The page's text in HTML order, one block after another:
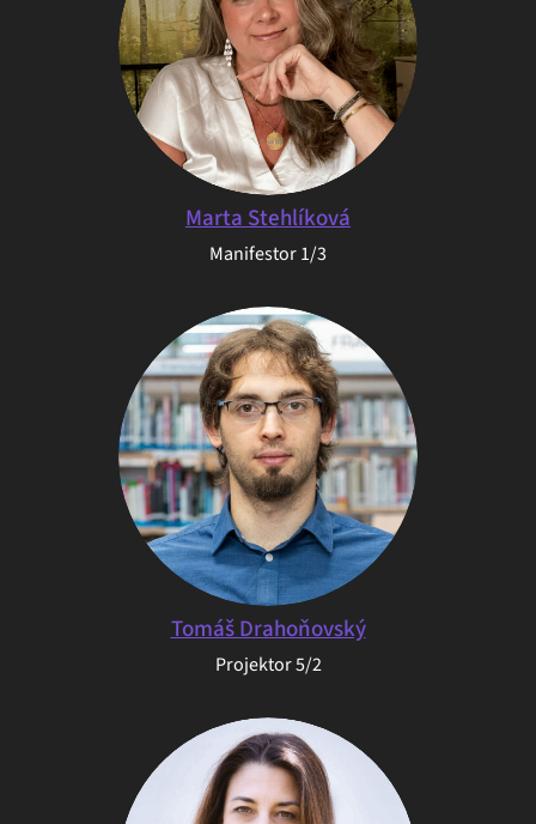
Marta Stehlíková
Manifestor 1/3
Tomáš Drahoňovský
Projektor 5/2